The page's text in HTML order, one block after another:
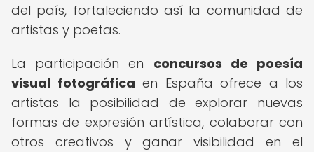
del país, fortaleciendo así la comunidad de
artistas y poetas.
La participación en concursos de poesía
visual fotográfica en España ofrece a los
artistas la posibilidad de explorar nuevas
formas de expresión artística, colaborar con
otros creativos y ganar visibilidad en el